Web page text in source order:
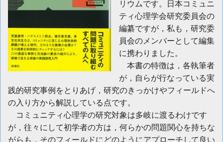
リウムです。日本コミュニ
ティ心理学会研究委員会の
編纂ですが，私も，研究委
員会のメンバーとして編集
に携わりました。
本書の特徴は，各執筆者
が，自らが行なっている実
践的研究事例をとりあげ，研究のきっかけやフィールドへ
の入り方から解説している点です。
コミュニティ心理学の研究対象は多岐に渡るわけです
が，往々にして初学者の方は，何らかの問題関心を持ちな
がらも，そのフィールドにどのようにアプローチして良い